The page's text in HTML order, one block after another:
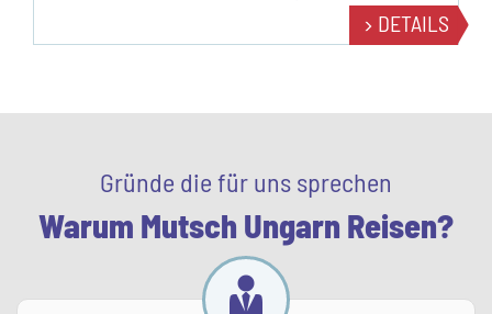
DETAILS
Gründe die für uns sprechen
Warum Mutsch Ungarn Reisen?